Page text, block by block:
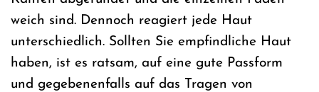
weich sind. Dennoch reagiert jede Haut
unterschiedlich. Sollten Sie empfindliche Haut
haben, ist es ratsam, auf eine gute Passform
und gegebenenfalls auf das Tragen von